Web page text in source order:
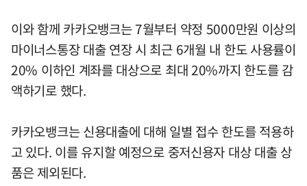
이와 함께 카카오뱅크는 7월부터 약정 5000만원 이상의
마이너스통장 대출 연장 시 최근 6개월 내 한도 사용률이
20% 이하인 계좌를 대상으로 최대 20%까지 한도를 감
액하기로 했다.
카카오뱅크는 신용대출에 대해 일별 접수 한도를 적용하
고 있다. 이를 유지할 예정으로 중저신용자 대상 대출 상
품은 제외된다.